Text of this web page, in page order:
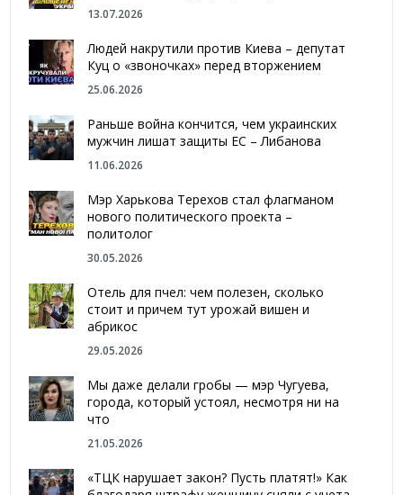
13.07.2026
Людей накрутили против Киева – депутат
Куц о «звоночках» перед вторжением
25.06.2026
Раньше война кончится, чем украинских
мужчин лишат защиты ЕС – Либанова
11.06.2026
Мэр Харькова Терехов стал флагманом
нового политического проекта –
политолог
30.05.2026
Отель для пчел: чем полезен, сколько
стоит и причем тут урожай вишен и
абрикос
29.05.2026
Мы даже делали гробы — мэр Чугуева,
города, который устоял, несмотря ни на
что
21.05.2026
«ТЦК нарушает закон? Пусть платят!» Как